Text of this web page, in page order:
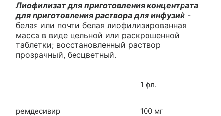
Лиофилизат для приготовления концентрата
для приготовления раствора для инфузий -
белая или почти белая лиофилизированная
масса в виде цельной или раскрошенной
таблетки; восстановленный раствор
прозрачный, бесцветный.
1 фл.
ремдесивир 100 мг